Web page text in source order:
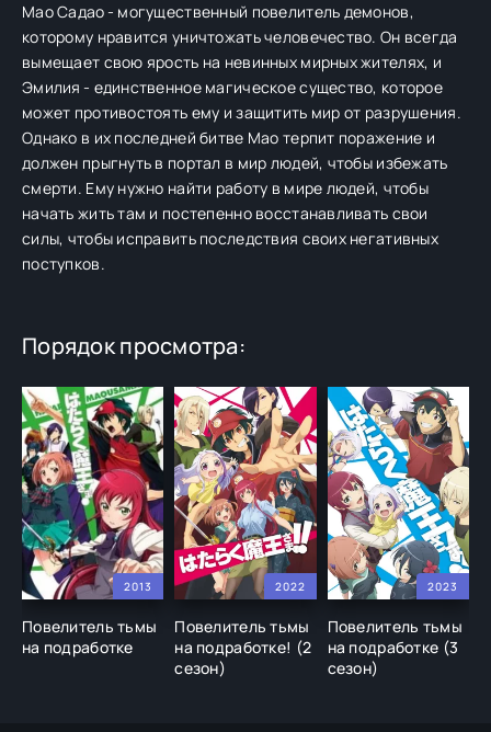
Мао Садао - могущественный повелитель демонов,
которому нравится уничтожать человечество. Он всегда
вымещает свою ярость на невинных мирных жителях, и
Эмилия - единственное магическое существо, которое
может противостоять ему и защитить мир от разрушения.
Однако в их последней битве Мао терпит поражение и
должен прыгнуть в портал в мир людей, чтобы избежать
смерти. Ему нужно найти работу в мире людей, чтобы
начать жить там и постепенно восстанавливать свои
силы, чтобы исправить последствия своих негативных
поступков.
Порядок просмотра:
2013
Повелитель тьмы
на подработке
2022
Повелитель тьмы
на подработке! (2
сезон)
2023
Повелитель тьмы
на подработкe (3
сезон)